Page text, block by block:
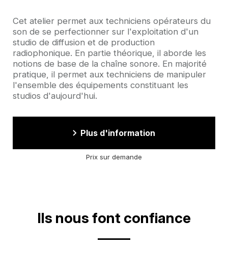
Accroche
Cet atelier permet aux techniciens opérateurs du
son de se perfectionner sur l'exploitation d'un
studio de diffusion et de production
radiophonique. En partie théorique, il aborde les
notions de base de la chaîne sonore. En majorité
pratique, il permet aux techniciens de manipuler
l'ensemble des équipements constituant les
studios d'aujourd'hui.
Plus d'information
Prix sur demande
Ils nous font confiance